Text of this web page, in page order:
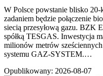
W Polsce powstanie blisko
zadaniem będzie połączenie
siecią przesyłową gazu. BZK
spółką TESGAS. Inwestycja
milionów metrów
systemu GAZ-SYSTEM.…
Opublikowany: 2026-08-07